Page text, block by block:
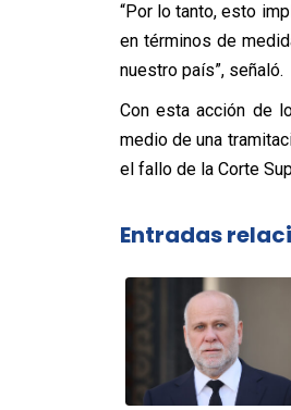
“Por lo tanto, esto
en términos de
nuestro país”, señaló.
Con esta acción de
medio de una
el fallo de la Corte
Entradas